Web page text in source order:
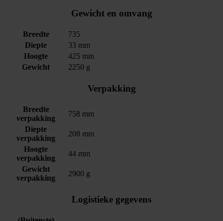
Gewicht en omvang
Breedte
735
Diepte
33 mm
Hoogte
425 mm
Gewicht
2250 g
Verpakking
Breedte
verpakking
758 mm
Diepte
verpakking
208 mm
Hoogte
verpakking
44 mm
Gewicht
verpakking
2900 g
Logistieke gegevens